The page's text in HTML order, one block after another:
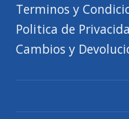
Terminos y
Politica de
Cambios y